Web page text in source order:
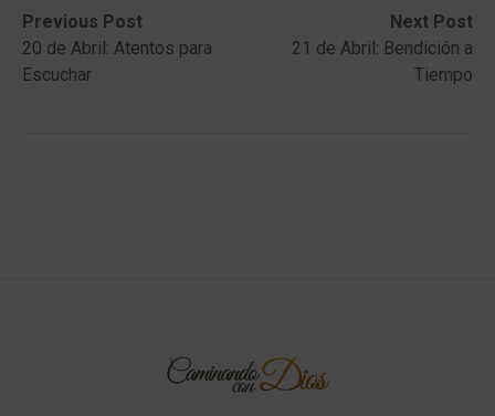
Post
navigation
Previous Post
Previous
post:20 de Abril: Atentos para
Escuchar
Next Post
Next
post:
21 de Abril: Bendición a
Tiempo